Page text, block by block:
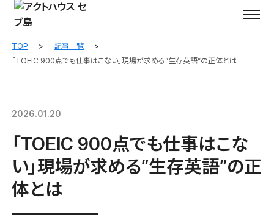
TOP
記事一覧
「TOEIC 900点でも仕事はこない」現場が求める”生存英語”の正体とは
2026.01.20
「TOEIC 900点でも仕事はこな
い」現場が求める”生存英語”の正
体とは